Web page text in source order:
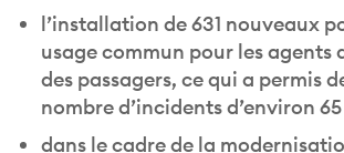
l’installation de 631 nouveaux
usage commun pour les agents
des passagers, ce qui a permis
nombre d’incidents d’environ
dans le cadre de la